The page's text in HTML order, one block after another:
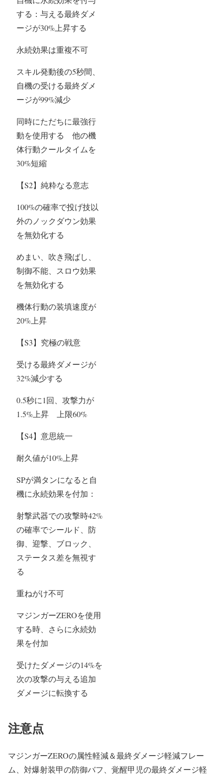
する：与える最終ダメ
ージが30%上昇する
永続効果は重複不可
スキル発動後の5秒間、
自機の受ける最終ダメ
ージが99%減少
同時にただちに最強行
動を使用する 他の機
体行動クールタイムを
30%短縮
【S2】純粋なる意志
100%の確率で投げ技以
外のノックダウン効果
を無効化する
めまい、吹き飛ばし、
制御不能、スロウ効果
を無効化する
機体行動の装填速度が
20%上昇
【S3】究極の戦意
受ける最終ダメージが
32%減少する
0.5秒に1回、攻撃力が
1.5%上昇 上限60%
【S4】意思統一
耐久値が10%上昇
SPが満タンになると自
機に永続効果を付加：
射撃武器での攻撃時42%
の確率でシールド、防
御、迎撃、ブロック、
ステータス差を無視す
る
重ねがけ不可
マジンガーZEROを使用
する時、さらに永続効
果を付加
受けたダメージの14%を
次の攻撃の与える追加
ダメージに転換する
注意点
マジンガーZEROの属性軽減＆最終ダメージ軽減フレー
ム、対爆射装甲の防御バフ、覚醒甲児の最終ダメージ軽